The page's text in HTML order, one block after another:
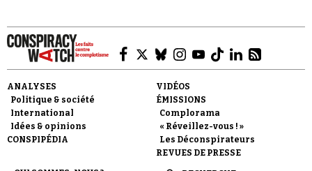
Faire un don
ANALYSES
Politique & société
International
Idées & opinions
CONSPIPÉDIA
VIDÉOS
ÉMISSIONS
Complorama
« Réveillez-vous ! »
Les Déconspirateurs
REVUES DE PRESSE